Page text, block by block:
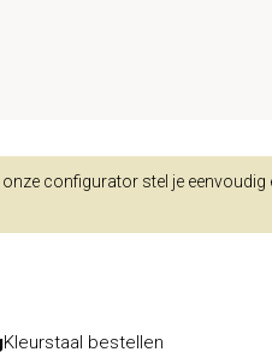
configurator stel je
Kleurstaal bestellen